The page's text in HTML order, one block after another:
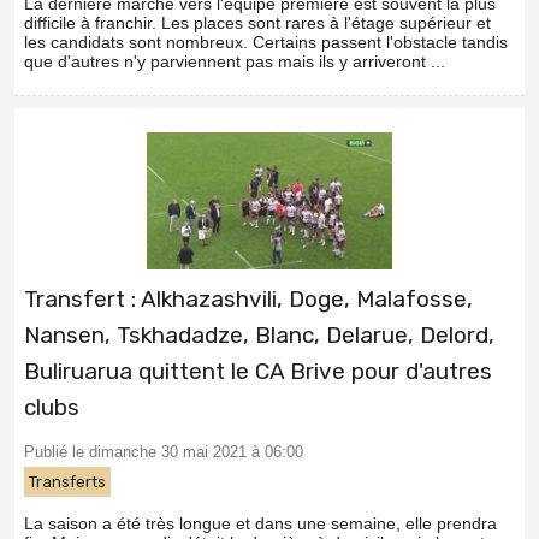
difficile à franchir. Les places sont rares à l'étage supérieur et
les candidats sont nombreux. Certains passent l'obstacle tandis
que d'autres n'y parviennent pas mais ils y arriveront ...
Transfert : Alkhazashvili, Doge, Malafosse,
Nansen, Tskhadadze, Blanc, Delarue, Delord,
Buliruarua quittent le CA Brive pour d'autres
clubs
Publié le dimanche 30 mai 2021 à 06:00
Transferts
La saison a été très longue et dans une semaine, elle prendra